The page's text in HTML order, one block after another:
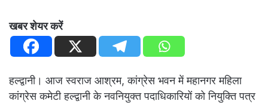
खबर शेयर करें
हल्द्वानी। आज स्वराज आश्रम, कांग्रेस भवन में महानगर महिला
कांग्रेस कमेटी हल्द्वानी के नवनियुक्त पदाधिकारियों को नियुक्ति पत्र